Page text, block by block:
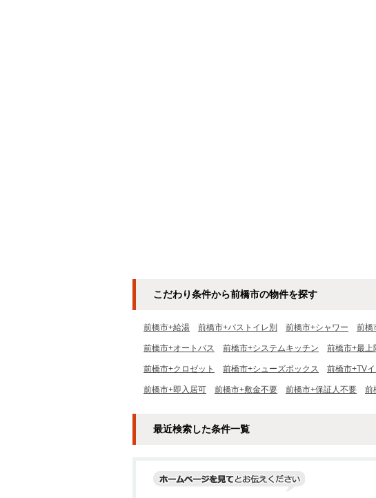
こだわり条件から前橋市の物件を探す
前橋市+給湯 前橋市+バストイレ別 前橋市+シャワー 前橋
前橋市+オートバス 前橋市+システムキッチン 前橋市+最上
前橋市+クロゼット 前橋市+シューズボックス 前橋市+TV
前橋市+即入居可 前橋市+敷金不要 前橋市+保証人不要 前
最近検索した条件一覧